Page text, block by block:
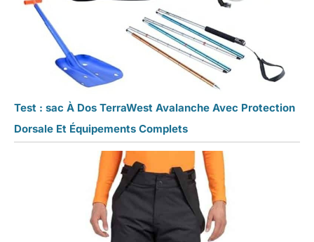
Test : sac À Dos TerraWest Avalanche Avec Protection
Dorsale Et Équipements Complets